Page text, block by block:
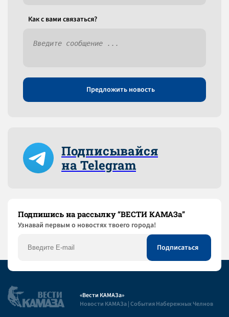
Как c вами связаться?
Предложить новость
Подписывайся
на Telegram
Подпишись на рассылку “ВЕСТИ КАМАЗа”
Узнaвай первым о новостях твоего города!
«Вести КАМАЗа»
Новости КАМАЗа | События Набережных Челнов